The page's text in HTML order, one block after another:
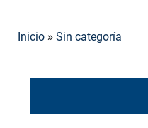
Inicio » Sin categoría